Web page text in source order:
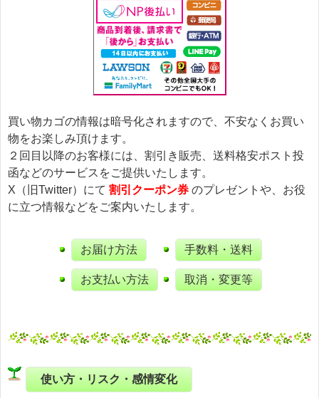
買い物カゴの情報は暗号化されますので、不安なくお買い
物をお楽しみ頂けます。
２回目以降のお客様には、割引き販売、送料格安ポスト投
函などのサービスをご提供いたします。
X（旧Twitter）にて 割引クーポン券 のプレゼントや、お役
に立つ情報などをご案内いたします。
お届け方法
お支払い方法
手数料・送料
取消・変更等
使い方・リスク・感情変化